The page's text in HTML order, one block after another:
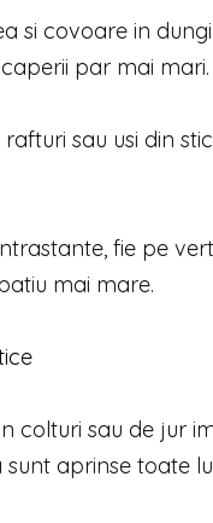
si covoare in
par mai mari.
sau usi din
fie pe
mai mare.
colturi sau de jur
aprinse toate